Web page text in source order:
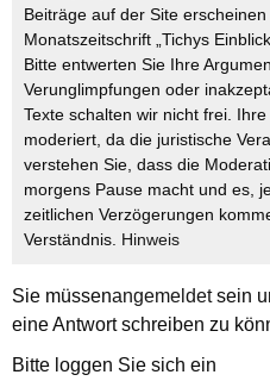
Beiträge auf der Site
Monatszeitschrift „Tichys
Bitte entwerten Sie Ihre
Verunglimpfungen oder
Texte schalten wir nicht frei.
moderiert, da die juristische
verstehen Sie, dass die
morgens Pause macht und es,
zeitlichen Verzögerungen
Verständnis. Hinweis
Sie müssenangemeldetsein
eine Antwort schreiben zu
Bitte loggen Sie sich ein